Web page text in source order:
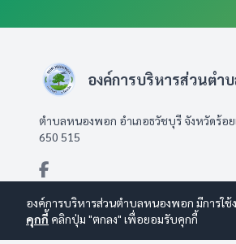
องค์การบริหารส่วนตำ
ตำบลหนองพอก อำเภอธวัชบุรี จังหวัดร้อ
650 515
องค์การบริหารส่วนตำบลหนองพอก มีการใช้
คุกกี้ คลิกปุ่ม "ตกลง" เพื่อยอมรับคุกกี้